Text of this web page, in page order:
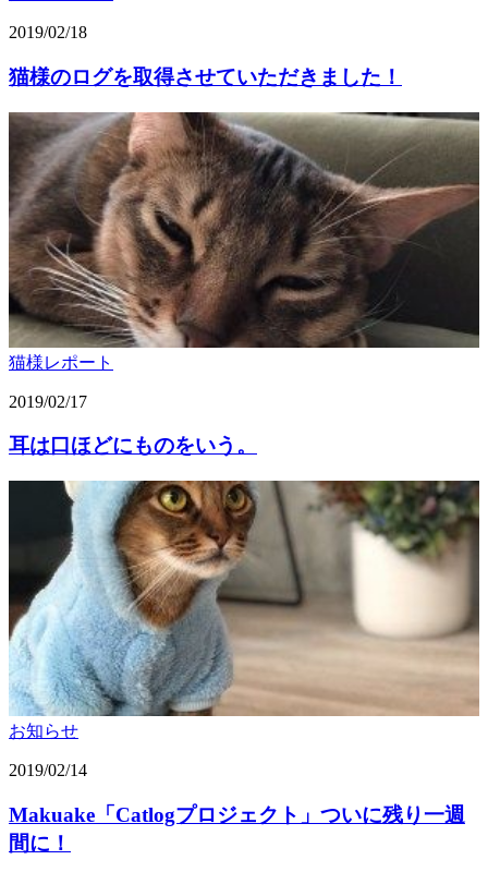
2019/02/18
猫様のログを取得させていただきました！
猫様レポート
2019/02/17
耳は口ほどにものをいう。
お知らせ
2019/02/14
Makuake「Catlogプロジェクト」ついに残り一週
間に！